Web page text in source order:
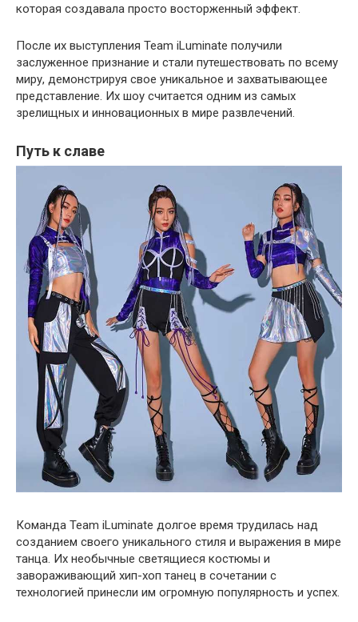
которая создавала просто восторженный эффект.
После их выступления Team iLuminate получили
заслуженное признание и стали путешествовать по всему
миру, демонстрируя свое уникальное и захватывающее
представление. Их шоу считается одним из самых
зрелищных и инновационных в мире развлечений.
Путь к славе
Команда Team iLuminate долгое время трудилась над
созданием своего уникального стиля и выражения в мире
танца. Их необычные светящиеся костюмы и
завораживающий хип-хоп танец в сочетании с
технологией принесли им огромную популярность и успех.